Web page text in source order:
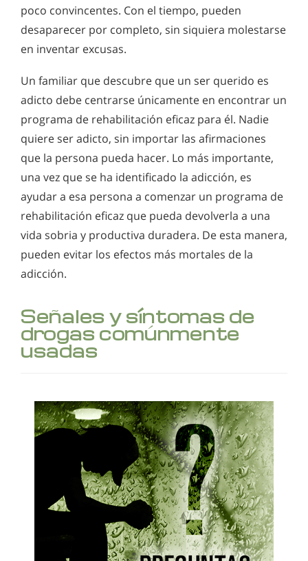
poco convincentes. Con el tiempo, pueden
desaparecer por completo, sin siquiera molestarse
en inventar excusas.
Un familiar que descubre que un ser querido es
adicto debe centrarse únicamente en encontrar un
programa de rehabilitación eficaz para él. Nadie
quiere ser adicto, sin importar las afirmaciones
que la persona pueda hacer. Lo más importante,
una vez que se ha identificado la adicción, es
ayudar a esa persona a comenzar un programa de
rehabilitación eficaz que pueda devolverla a una
vida sobria y productiva duradera. De esta manera,
pueden evitar los efectos más mortales de la
adicción.
Señales y síntomas de
drogas comúnmente
usadas